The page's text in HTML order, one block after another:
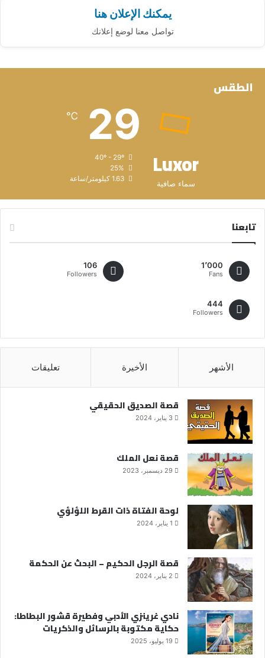
يمكنك الإعلان هنا
تواصل معنا لوضع إعلانك
الطقس
Luxor
سماء صافية
29
℃
25%
1.63 كيلومتر/ساعة
تابعنا
1٬000
Fans
106
Followers
444
Followers
الأشهر الأخيرة تعليقات
قصة الصديق الحقيقي
3 يناير، 2024
قصة نعل الملك
29 ديسمبر، 2023
لوحة الفتاة ذات القرط اللؤلؤي
1 يناير، 2024
قصة الرجل الحكيم – البحث عن الحكمة
2 يناير، 2024
نادي غرينزي الأدبي وفطيرة قشور البطاطا:
حكاية مكتوبة بالرسائل والذكريات
19 يوليو، 2025